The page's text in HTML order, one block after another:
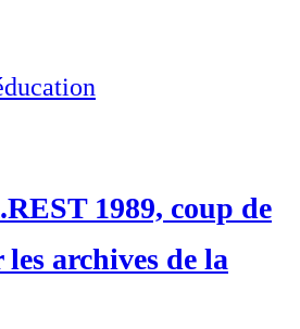
1989, coup de
archives de la